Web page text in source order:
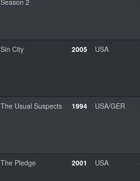
Sin City 2005 USA
The Usual Suspects 1994 USA/GER
The Pledge 2001 USA